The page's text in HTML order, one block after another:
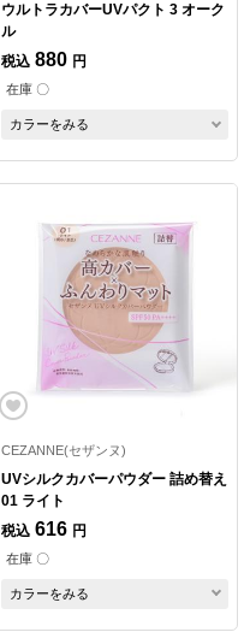
ウルトラカバーUVパクト 3 オーク
ル
税込 880 円
在庫 〇
カラーをみる
CEZANNE(セザンヌ)
UVシルクカバーパウダー 詰め替え
01 ライト
税込 616 円
在庫 〇
カラーをみる